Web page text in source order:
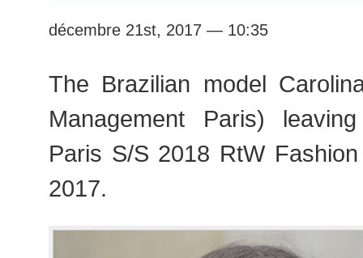
décembre 21st, 2017 — 10:35
The Brazilian model
Management Paris)
Paris S/S 2018 RtW
2017.